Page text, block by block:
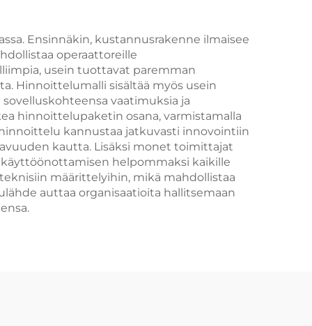
Ensinnäkin, kustannusrakenne ilmaisee
operaattoreille
usein tuottavat paremman
Hinnoittelumalli sisältää myös usein
vaatimuksia ja
hinnoittelupaketin osana, varmistamalla
kannustaa jatkuvasti innovointiin
kautta. Lisäksi monet toimittajat
helpommaksi kaikille
määrittelyihin, mikä mahdollistaa
auttaa organisaatioita hallitsemaan